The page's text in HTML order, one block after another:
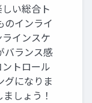
い総合ト
のインライ
インスケ
バランス感
トロール
グになりま
しょう！